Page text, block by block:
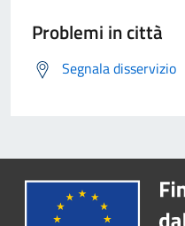
Problemi in città
Segnala disservizio